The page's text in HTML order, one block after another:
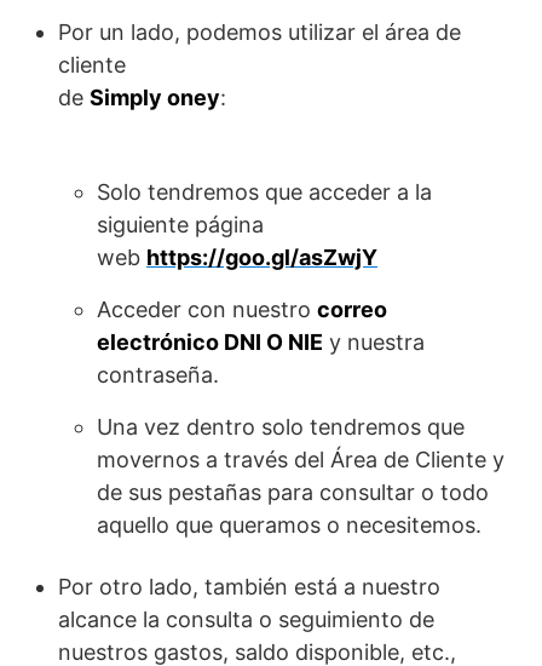
Por un lado, podemos utilizar el área de
cliente
de Simply oney:
Solo tendremos que acceder a la
siguiente página
web https://goo.gl/asZwjY
Acceder con nuestro correo
electrónico DNI O NIE y nuestra
contraseña.
Una vez dentro solo tendremos que
movernos a través del Área de Cliente y
de sus pestañas para consultar o todo
aquello que queramos o necesitemos.
Por otro lado, también está a nuestro
alcance la consulta o seguimiento de
nuestros gastos, saldo disponible, etc.,